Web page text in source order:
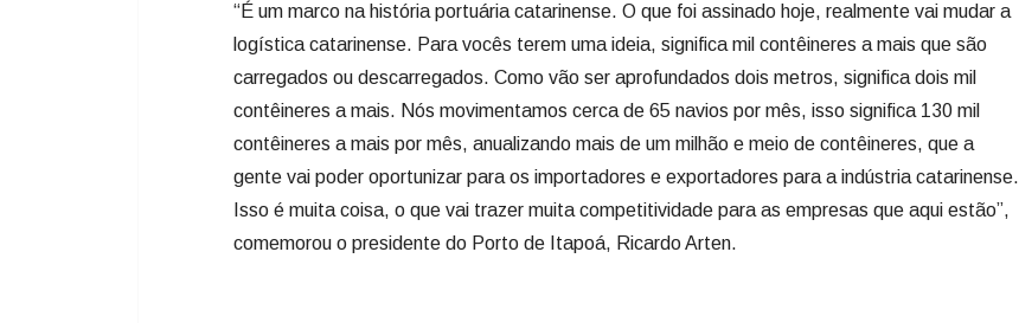
“É um marco na história portuária catarinense. O que foi assinado hoje, realmente vai mudar a
logística catarinense. Para vocês terem uma ideia, significa mil contêineres a mais que são
carregados ou descarregados. Como vão ser aprofundados dois metros, significa dois mil
contêineres a mais. Nós movimentamos cerca de 65 navios por mês, isso significa 130 mil
contêineres a mais por mês, anualizando mais de um milhão e meio de contêineres, que a
gente vai poder oportunizar para os importadores e exportadores para a indústria catarinense.
Isso é muita coisa, o que vai trazer muita competitividade para as empresas que aqui estão”,
comemorou o presidente do Porto de Itapoá, Ricardo Arten.